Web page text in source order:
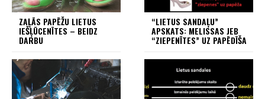
ZAĻĀS PAPĒŽU LIETUS
IEŠĻŪCENĪTES – BEIDZ
DARBU
“LIETUS SANDAĻU”
APSKATS: MELISSAS JEB
“ZIEPENĪTES” UZ PAPĒDĪŠA